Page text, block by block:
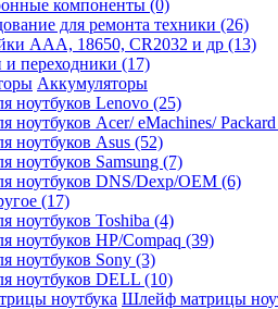
компоненты (0)
для ремонта техники (26)
AAА, 18650, CR2032 и др (13)
и переходники (17)
Аккумуляторы
ноутбуков Lenovo (25)
ноутбуков Acer/ eMachines/
ноутбуков Asus (52)
ноутбуков Samsung (7)
ноутбуков DNS/Dexp/OEM (6)
(17)
ноутбуков Toshiba (4)
ноутбуков HP/Compaq (39)
ноутбуков Sony (3)
ноутбуков DELL (10)
Шлейф матрицы